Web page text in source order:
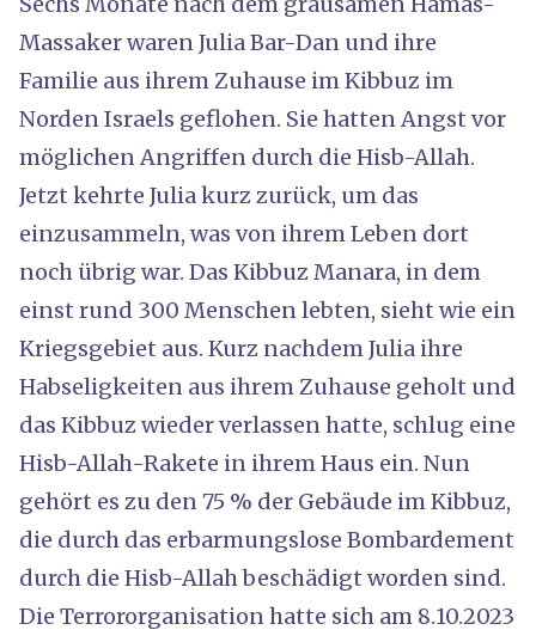
Massaker waren Julia Bar-Dan und ihre
Familie aus ihrem Zuhause im Kibbuz im
Norden Israels geflohen. Sie hatten Angst vor
möglichen Angriffen durch die Hisb-Allah.
Jetzt kehrte Julia kurz zurück, um das
einzusammeln, was von ihrem Leben dort
noch übrig war. Das Kibbuz Manara, in dem
einst rund 300 Menschen lebten, sieht wie ein
Kriegsgebiet aus. Kurz nachdem Julia ihre
Habseligkeiten aus ihrem Zuhause geholt und
das Kibbuz wieder verlassen hatte, schlug eine
Hisb-Allah-Rakete in ihrem Haus ein. Nun
gehört es zu den 75 % der Gebäude im Kibbuz,
die durch das erbarmungslose Bombardement
durch die Hisb-Allah beschädigt worden sind.
Die Terrororganisation hatte sich am 8.10.2023